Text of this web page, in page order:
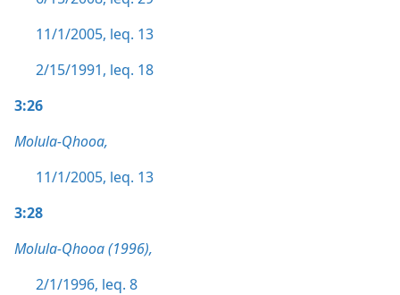
11/1/2005, leq. 13
2/15/1991, leq. 18
3:26
Molula-Qhooa,
11/1/2005, leq. 13
3:28
Molula-Qhooa (1996),
2/1/1996, leq. 8